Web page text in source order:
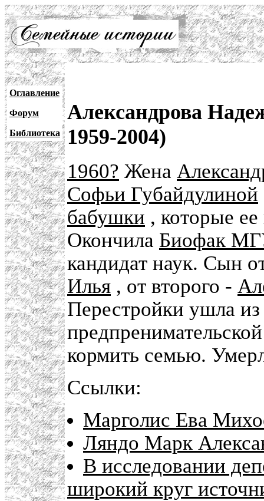
Оглавление
Форум
Библиотека
Александрова
1959-2004)
1960? Жена
Софьи Губайдулиной
бабушки , которые
Окончила Биофак
кандидат наук. Сын
Илья , от второго -
Перестройки ушла
кормить семью.
Ссылки:
Марголис Ева
Ляндо Марк
В исследовании
широкий круг